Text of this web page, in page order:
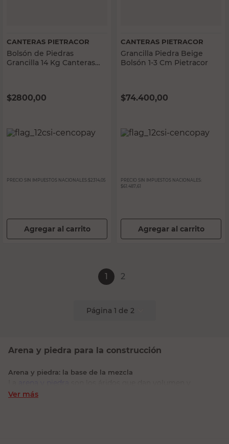
CANTERAS PIETRACOR
Bolsón de Piedras
Grancilla 14 Kg Canteras
$2800,00
PRECIO SIN IMPUESTOS NACIONALES: $2314,05
Agregar al carrito
CANTERAS PIETRACOR
Grancilla Piedra Beige
Bolsón 1-3 Cm Pietracor
$74.400,00
PRECIO SIN IMPUESTOS NACIONALES:
$61.487,61
Agregar al carrito
1 2
Página 1 de 2
Arena y piedra para la construcción
Arena y piedra: la base de la mezcla
arena y piedra
resistencia a la mezcla. Sin áridos, el cemento solo sería
Ver más